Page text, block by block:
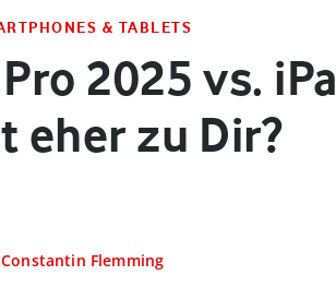
& TABLETS
2025 vs.
eher zu Dir?
Constantin Flemming